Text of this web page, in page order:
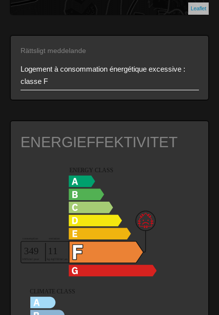
Leaflet
Rättsligt meddelande
Logement à consommation énergétique excessive :
classe F
ENERGIEFFEKTIVITET